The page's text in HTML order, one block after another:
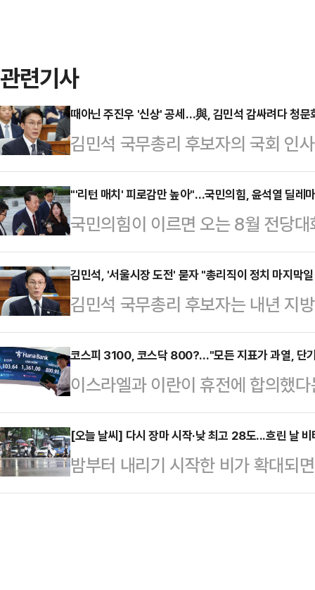
관련기사
때아닌 주진우 '신상' 공세…與, 김민석 감싸려다 청문
김민석 국무총리 후보자의 국회 인
닌 야당 소속 청문위원 개인에 대한
자당 총리 후보자 엄호에 나서면서
닌 야당 청문위원에 대한 청문회로
민주당 의원은 24일 국회에서 열린
의힘 의원의 병역 면제 사유가 된 '
을 펼쳤다. 주진우 의원은 청문회에
수수 의혹 등을 집…
"'리턴 매치' 피로감만 높아"…국민의힘, 윤석열 딜레
국민의힘이 이르면 오는 8월 전당
령과의 '절연 딜레마'에 대한 고심
'리턴 매치'가 돼서는 안 된다는 경
수 있는 쇄신 움직임이 급선무라는
간인 만큼, 패배할 확률이 높다는
것 아니냐는 일침도 나온다.국민의
주자들의 행보에 이목이 쏠리고 있
방선거를…
김민석, '서울시장 도전' 묻자 "총리직이 정치 마지막
김민석 국무총리 후보자는 내년 지
문을 받자 "(총리직이) 제 정치의
다고 대통령께 말씀을 드렸다"고
문회에서 곽규택 국민의힘 의원이 '
정도 하고 다음 지방선거 때 서울시
있을 것 같다'고 묻자 이 같이 답했
바란다'는 당부에 "네"라고 말했다.
겸직하는 것과 …
코스피 3100, 코스닥 800?…"모든 지표가 과열, 단
이스라엘과 이란이 휴전에 합의했
코스피 지수는 3년 9개월 만에
만에 800선을 넘어섰다. 전문가들
단기 급등에 따른 조정 가능성을
국내 증시에 몰아친 훈풍은 중동 휴
[오늘 날씨] 다시 장마 시작·낮 최고 28도...흐린 날
밤부터 내리기 시작한 비가 확대되
부분 지역에서 비가 내릴 것으로 전